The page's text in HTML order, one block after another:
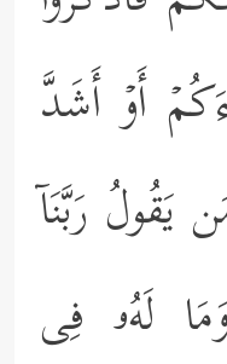
أَوۡ أَشَدَّ
یَقُولُ رَبَّنَاۤ
لَهُۥ فِی